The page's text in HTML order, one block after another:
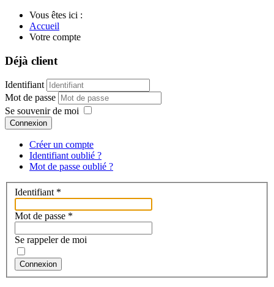
Vous êtes ici :
Accueil
Votre compte
Déjà client
Identifiant
Mot de passe
Se souvenir de moi
Connexion
Créer un compte
Identifiant oublié ?
Mot de passe oublié ?
Identifiant *
Mot de passe *
Se rappeler de moi
Connexion